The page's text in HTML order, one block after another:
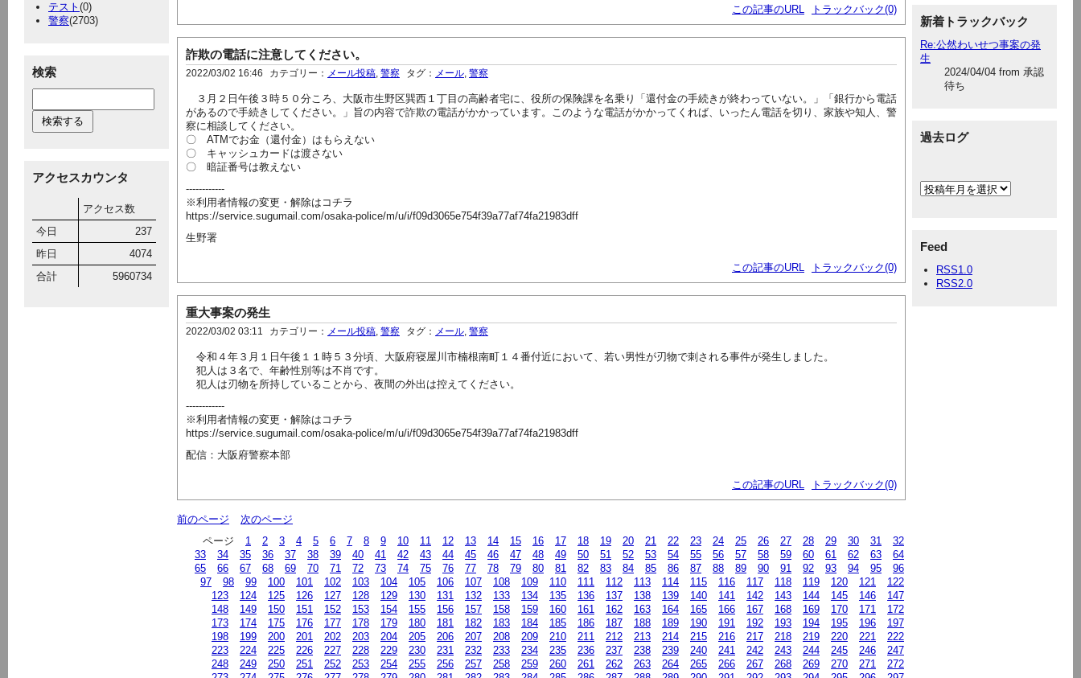
テスト (0)
警察(2703)
検索
アクセスカウンタ
アクセス数
今日
237
昨日
4074
合計
5960734
新着トラックバック
Re:公然わいせつ事案の発
生
2024/04/04 from 承認
待ち
過去ログ
Feed
RSS1.0
RSS2.0
この記事のURL トラックバック(0)
詐欺の電話に注意してください。
2022/03/02 16:46 カテゴリー： メール投稿 警察 タグ： メール 警察
３月２日午後３時５０分ころ、大阪市生野区巽西１丁目の高齢者宅に、役所の保険課を名乗り「還付金の手続きが終わっていない。」「銀行から電話
があるので手続きしてください。」旨の内容で詐欺の電話がかかっています。このような電話がかかってくれば、いったん電話を切り、家族や知人、警
察に相談してください。
〇 ATMでお金（還付金）はもらえない
〇 キャッシュカードは渡さない
〇 暗証番号は教えない
------------
※利用者情報の変更・解除はコチラ
https://service.sugumail.com/osaka-police/m/u/i/f09d3065e754f39a77af74fa21983dff
生野署
この記事のURL トラックバック(0)
重大事案の発生
2022/03/02 03:11 カテゴリー： メール投稿 警察 タグ： メール 警察
令和４年３月１日午後１１時５３分頃、大阪府寝屋川市楠根南町１４番付近において、若い男性が刃物で刺される事件が発生しました。
犯人は３名で、年齢性別等は不肖です。
犯人は刃物を所持していることから、夜間の外出は控えてください。
------------
※利用者情報の変更・解除はコチラ
https://service.sugumail.com/osaka-police/m/u/i/f09d3065e754f39a77af74fa21983dff
配信：大阪府警察本部
この記事のURL トラックバック(0)
前のページ
次のページ
ページ
1 2 3 4 5 6 7 8 9 10 11 12 13 14 15 16 17 18 19 20 21 22 23 24 25 26 27 28 29 30 31
32
33
34 35 36 37 38 39 40 41 42 43 44 45 46 47 48 49 50 51 52 53 54 55 56 57 58 59 60 61 62 63
64
65
66 67 68 69 70 71 72 73 74 75 76 77 78 79 80 81 82 83 84 85 86 87 88 89 90 91 92 93 94 95
96
97
98 99 100 101 102 103 104 105 106 107 108 109 110 111 112 113 114 115 116 117 118 119 120 121
122
123
124 125 126 127 128 129 130 131 132 133 134 135 136 137 138 139 140 141 142 143 144 145 146
147
148
149 150 151 152 153 154 155 156 157 158 159 160 161 162 163 164 165 166 167 168 169 170 171
172
173
174 175 176 177 178 179 180 181 182 183 184 185 186 187 188 189 190 191 192 193 194 195 196
197
198
199 200 201 202 203 204 205 206 207 208 209 210 211 212 213 214 215 216 217 218 219 220 221
222
223
224 225 226 227 228 229 230 231 232 233 234 235 236 237 238 239 240 241 242 243 244 245 246
247
248
249 250 251 252 253 254 255 256 257 258 259 260 261 262 263 264 265 266 267 268 269 270 271
272